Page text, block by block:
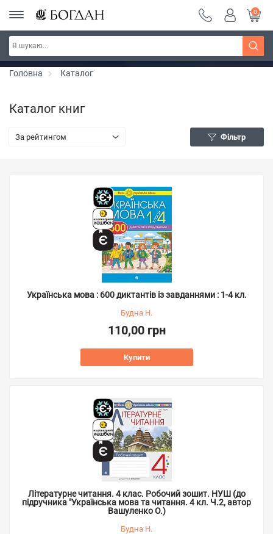
РОЗПРОДАЖ ~ 150 грн ~ 200 грн ~ 250 грн ~
300 грн ~ РОЗПРОДАЖ
Дізнатись більше
0
Головна Каталог
Каталог книг
За рейтингом Фільтр
Українська мова : 600 диктантів із завданнями : 1-4 кл.
Будна Н.
110,00 грн
Купити
Літературне читання. 4 клас. Робочий зошит. НУШ (до
підручника "Українська мова та читання. 4 кл. Ч.2, автор
Вашуленко О.)
Будна Н.